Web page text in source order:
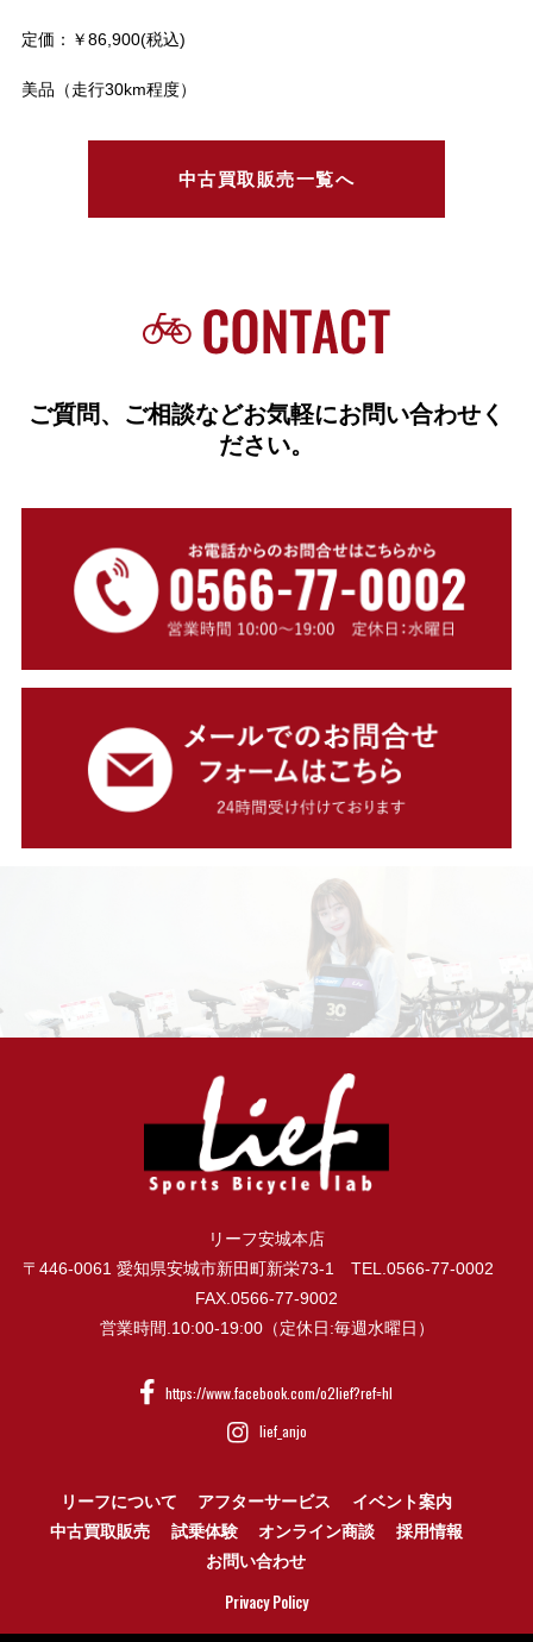
定価：￥86,900(税込)
美品（走行30km程度）
中古買取販売一覧へ
ご質問、ご相談などお気軽にお問い合わせく
ださい。
リーフ安城本店
〒446-0061 愛知県安城市新田町新栄73-1 TEL.0566-77-0002
FAX.0566-77-9002
営業時間.10:00-19:00（定休日:毎週水曜日）
https://www.facebook.com/o2lief?ref=hl
lief_anjo
リーフについて アフターサービス
イベント案内
中古買取販売
試乗体験 オンライン商談
採用情報
お問い合わせ
Privacy Policy